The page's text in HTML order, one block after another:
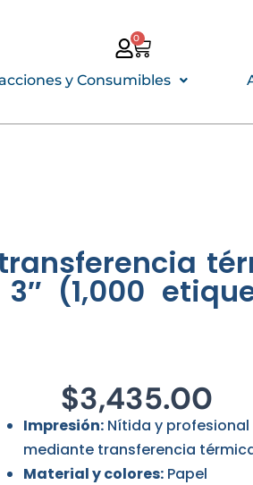
0
CARRITO
y Consumibles
(1,000
$3,435.00
Impresión: Nítida y profesional
mediante transferencia
Material y colores: Papel